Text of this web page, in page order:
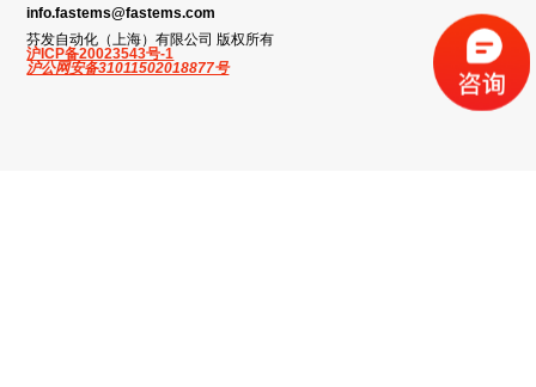
info.fastems@fastems.com
芬发自动化（上海）有限公司 版权所有
沪ICP备20023543号-1
沪公网安备31011502018877号